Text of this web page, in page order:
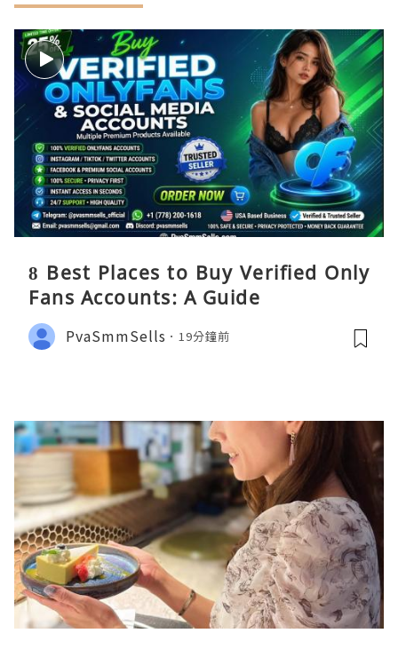
8 Best Places to Buy Verified Only
Fans Accounts: A Guide
PvaSmmSells 19分鐘前